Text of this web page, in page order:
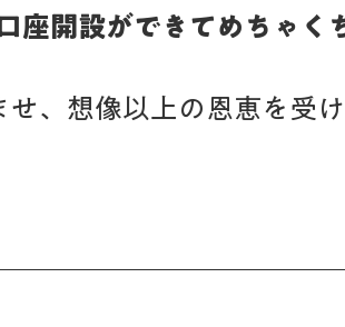
座開設ができてめちゃく
、想像以上の恩恵を受